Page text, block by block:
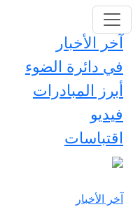
آخر الأخبار
في دائرة الضوء
أبرز المبادرات
فيديو
اقتباسات
آخر الأخبار